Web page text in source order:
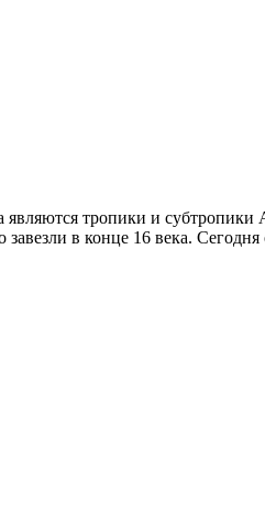
являются тропики и
в конце 16 века.